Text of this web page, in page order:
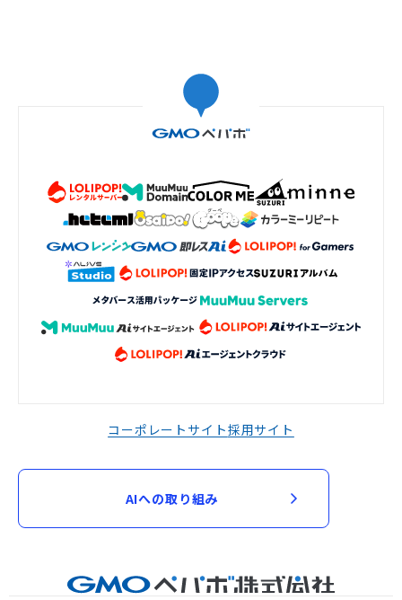
コーポレートサイト採用サイト
AIへの取り組み